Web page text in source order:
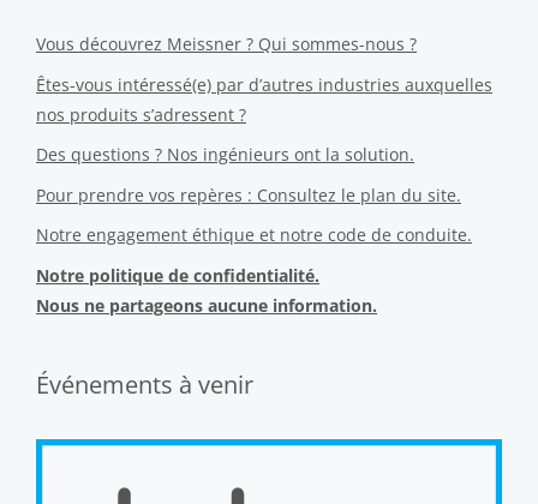
Vous découvrez Meissner ? Qui sommes-nous ?
Êtes-vous intéressé(e) par d’autres industries auxquelles
nos produits s’adressent ?
Des questions ? Nos ingénieurs ont la solution.
Pour prendre vos repères : Consultez le plan du site.
Notre engagement éthique et notre code de conduite.
Notre politique de confidentialité.
Nous ne partageons aucune information.
Événements à venir